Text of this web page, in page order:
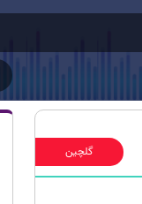
گلچین